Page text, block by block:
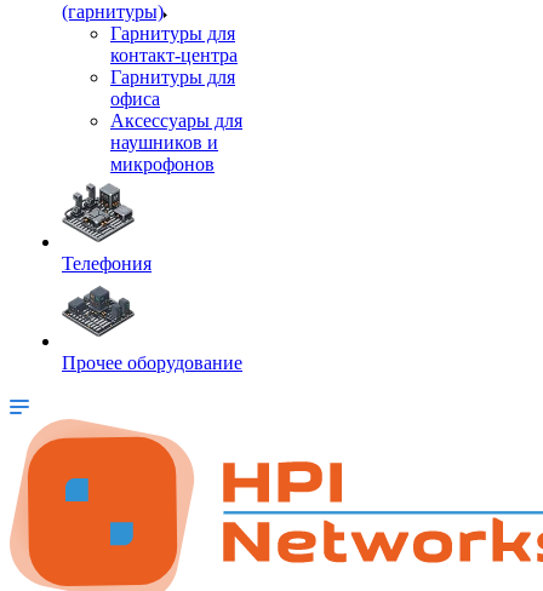
(гарнитуры)
Гарнитуры для
контакт-центра
Гарнитуры для
офиса
Аксессуары для
наушников и
микрофонов
Телефония
Прочее оборудование